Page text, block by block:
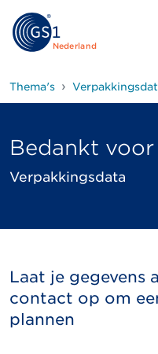
Nederland
Thema's
Bedankt
Verpakkingsdata
Laat je gegevens
contact op om
plannen